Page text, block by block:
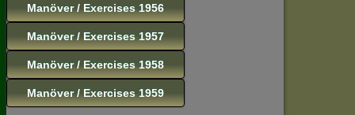
Manöver / Exercises 1956
Manöver / Exercises 1957
Manöver / Exercises 1958
Manöver / Exercises 1959